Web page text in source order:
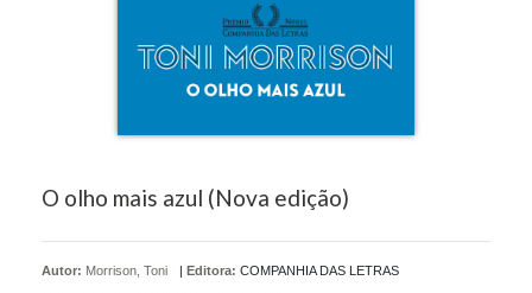
O olho mais azul (Nova edição)
Autor: Morrison, Toni | Editora: COMPANHIA DAS LETRAS